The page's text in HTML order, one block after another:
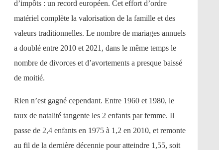
d’impôts : un record européen. Cet effort d’ordre
matériel complète la valorisation de la famille et des
valeurs traditionnelles. Le nombre de mariages annuels
a doublé entre 2010 et 2021, dans le même temps le
nombre de divorces et d’avortements a presque baissé
de moitié.
Rien n’est gagné cependant. Entre 1960 et 1980, le
taux de natalité tangente les 2 enfants par femme. Il
passe de 2,4 enfants en 1975 à 1,2 en 2010, et remonte
au fil de la dernière décennie pour atteindre 1,55, soit